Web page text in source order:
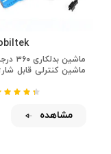
ماشین
ماشین کنترلی قابل
مشاهده